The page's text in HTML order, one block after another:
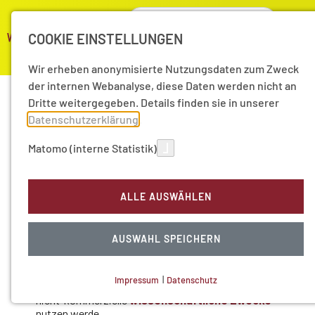
COOKIE EINSTELLUNGEN
Wir erheben anonymisierte Nutzungsdaten zum Zweck
der internen Webanalyse, diese Daten werden nicht an
Dritte weitergegeben. Details finden sie in unserer
Datenschutzerklärung
Matomo (interne Statistik)
ALLE AUSWÄHLEN
AUSWAHL SPEICHERN
Impressum | Datenschutz